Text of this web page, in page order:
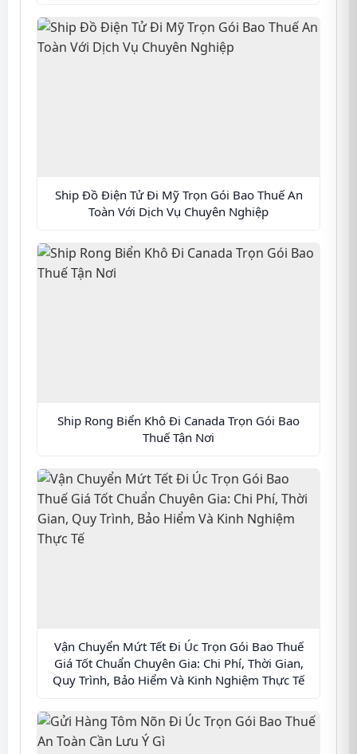
Ship Đồ Điện Tử Đi Mỹ Trọn Gói Bao Thuế An
Toàn Với Dịch Vụ Chuyên Nghiệp
Ship Rong Biển Khô Đi Canada Trọn Gói Bao
Thuế Tận Nơi
Vận Chuyển Mứt Tết Đi Úc Trọn Gói Bao Thuế
Giá Tốt Chuẩn Chuyên Gia: Chi Phí, Thời Gian,
Quy Trình, Bảo Hiểm Và Kinh Nghiệm Thực Tế